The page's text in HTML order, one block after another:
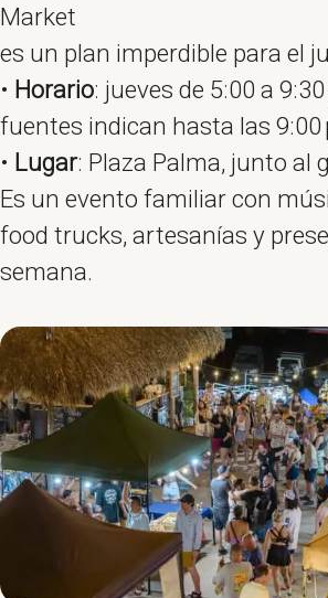
Market
es un plan imperdible para el
• Horario: jueves de 5:00 a
fuentes indican hasta las
• Lugar: Plaza Palma, junto al
Es un evento familiar con
food trucks, artesanías y
semana.